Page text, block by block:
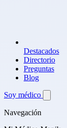
Destacados
Directorio
Preguntas
Blog
Soy médico
Navegación